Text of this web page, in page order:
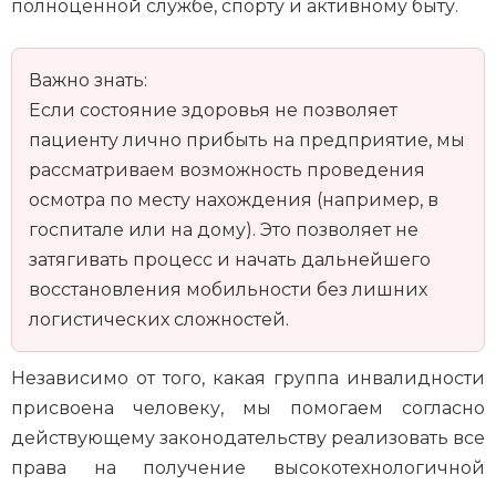
полноценной службе, спорту и активному быту.
Важно знать:
Если состояние здоровья не позволяет
пациенту лично прибыть на предприятие, мы
рассматриваем возможность проведения
осмотра по месту нахождения (например, в
госпитале или на дому). Это позволяет не
затягивать процесс и начать дальнейшего
восстановления мобильности без лишних
логистических сложностей.
Независимо от того, какая группа инвалидности
присвоена человеку, мы помогаем согласно
действующему законодательству реализовать все
права на получение высокотехнологичной